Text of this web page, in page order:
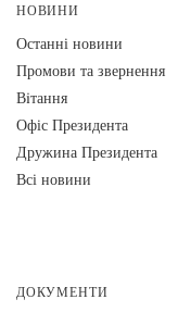
НОВИНИ
Останні новини
Промови та звернення
Вiтання
Офіс Президента
Дружина Президента
Всі новини
ДОКУМЕНТИ